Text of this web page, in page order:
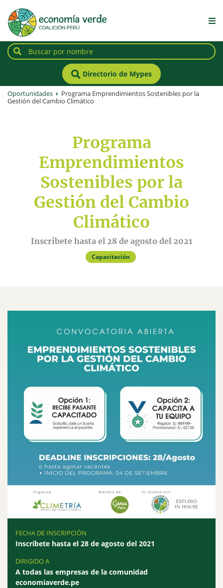
Directorio de Mypes
Oportunidades
Programa Emprendimientos Sostenibles por la
Gestión del Cambio Climático
Programa
Emprendimientos
Sostenibles por la
Gestión del Cambio
Climático
Inscríbete hasta el 28 de agosto del 2021
Capacitación
FECHA DE INSCRIPCIÓN
Inscríbete hasta el 28 de agosto del 2021
DIRIGIDO A
A todas las empresas de la comunidad
economiaverde.pe